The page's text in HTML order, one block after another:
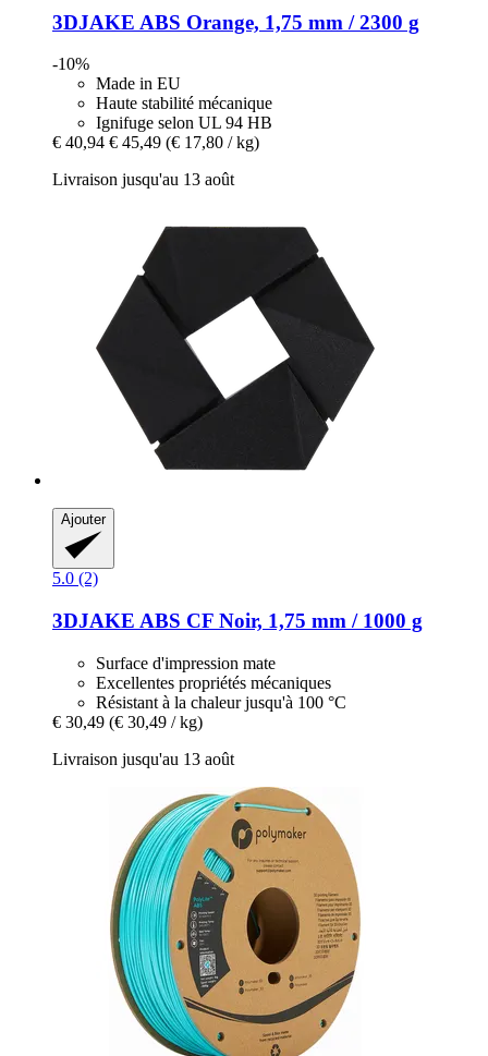
3DJAKE ABS Orange, 1,75 mm / 2300 g
-10%
Made in EU
Haute stabilité mécanique
Ignifuge selon UL 94 HB
€ 40,94 € 45,49 (€ 17,80 / kg)
Livraison jusqu'au 13 août
Ajouter
5.0 (2)
3DJAKE ABS CF Noir, 1,75 mm / 1000 g
Surface d'impression mate
Excellentes propriétés mécaniques
Résistant à la chaleur jusqu'à 100 °C
€ 30,49 (€ 30,49 / kg)
Livraison jusqu'au 13 août